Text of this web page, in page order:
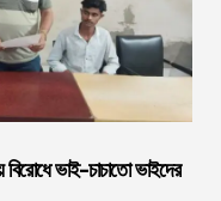
ভাই-চাচাতো ভাইদের